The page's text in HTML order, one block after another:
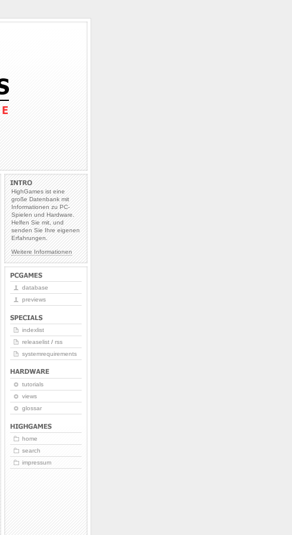
HighGames ist eine
große Datenbank mit
Informationen zu PC-
Spielen und Hardware.
Helfen Sie mit, und
senden Sie Ihre eigenen
Erfahrungen.
Weitere Informationen
database
previews
indexlist
releaselist / rss
systemrequirements
tutorials
views
glossar
home
search
impressum